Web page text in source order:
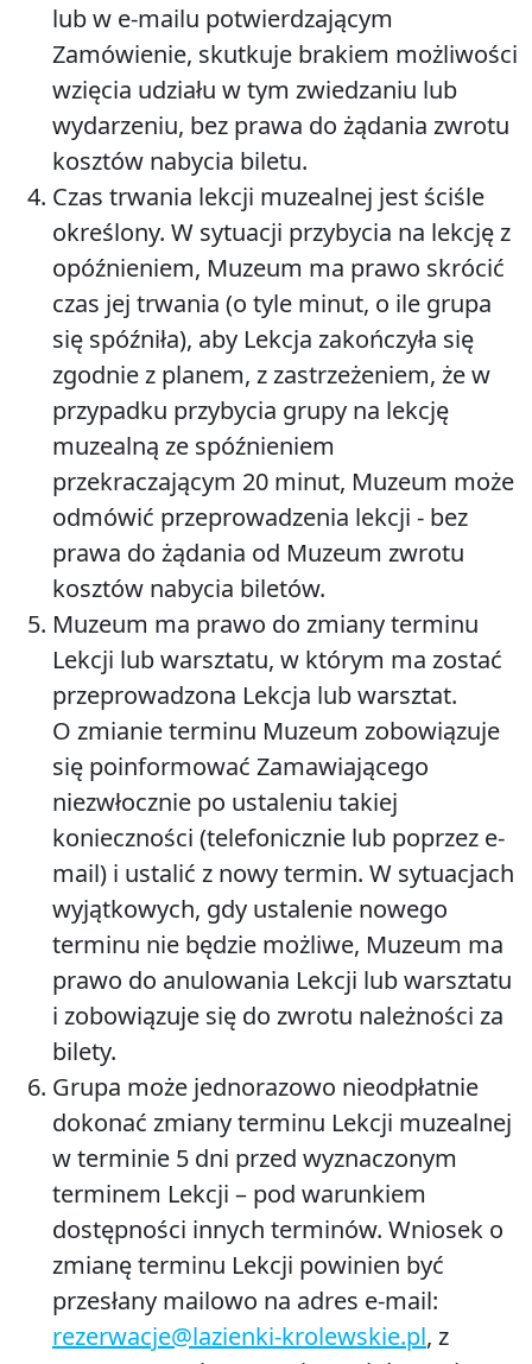
lub w e-mailu potwierdzającym
Zamówienie, skutkuje brakiem możliwości
wzięcia udziału w tym zwiedzaniu lub
wydarzeniu, bez prawa do żądania zwrotu
kosztów nabycia biletu.
Czas trwania lekcji muzealnej jest ściśle
określony. W sytuacji przybycia na lekcję z
opóźnieniem, Muzeum ma prawo skrócić
czas jej trwania (o tyle minut, o ile grupa
się spóźniła), aby Lekcja zakończyła się
zgodnie z planem, z zastrzeżeniem, że w
przypadku przybycia grupy na lekcję
muzealną ze spóźnieniem
przekraczającym 20 minut, Muzeum może
odmówić przeprowadzenia lekcji - bez
prawa do żądania od Muzeum zwrotu
kosztów nabycia biletów.
Muzeum ma prawo do zmiany terminu
Lekcji lub warsztatu, w którym ma zostać
przeprowadzona Lekcja lub warsztat.
O zmianie terminu Muzeum zobowiązuje
się poinformować Zamawiającego
niezwłocznie po ustaleniu takiej
konieczności (telefonicznie lub poprzez e-
mail) i ustalić z nowy termin. W sytuacjach
wyjątkowych, gdy ustalenie nowego
terminu nie będzie możliwe, Muzeum ma
prawo do anulowania Lekcji lub warsztatu
i zobowiązuje się do zwrotu należności za
bilety.
Grupa może jednorazowo nieodpłatnie
dokonać zmiany terminu Lekcji muzealnej
w terminie 5 dni przed wyznaczonym
terminem Lekcji – pod warunkiem
dostępności innych terminów. Wniosek o
zmianę terminu Lekcji powinien być
przesłany mailowo na adres e-mail:
rezerwacje@lazienki-krolewskie.pl, z